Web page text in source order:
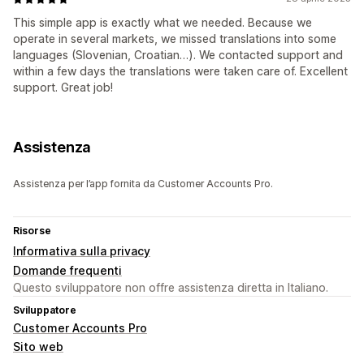
This simple app is exactly what we needed. Because we
operate in several markets, we missed translations into some
languages (Slovenian, Croatian…). We contacted support and
within a few days the translations were taken care of. Excellent
support. Great job!
Assistenza
Assistenza per l’app fornita da Customer Accounts Pro.
Risorse
Informativa sulla privacy
Domande frequenti
Questo sviluppatore non offre assistenza diretta in Italiano.
Sviluppatore
Customer Accounts Pro
Sito web